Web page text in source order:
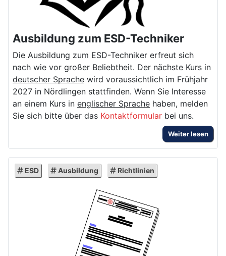
Ausbildung zum ESD-Techniker
Die Ausbildung zum ESD-Techniker erfreut sich
nach wie vor großer Beliebtheit. Der nächste Kurs in
deutscher Sprache wird voraussichtlich im Frühjahr
2027 in Nördlingen stattfinden. Wenn Sie Interesse
an einem Kurs in englischer Sprache haben, melden
Sie sich bitte über das Kontaktformular bei uns.
Weiter lesen
ESD Ausbildung Richtlinien